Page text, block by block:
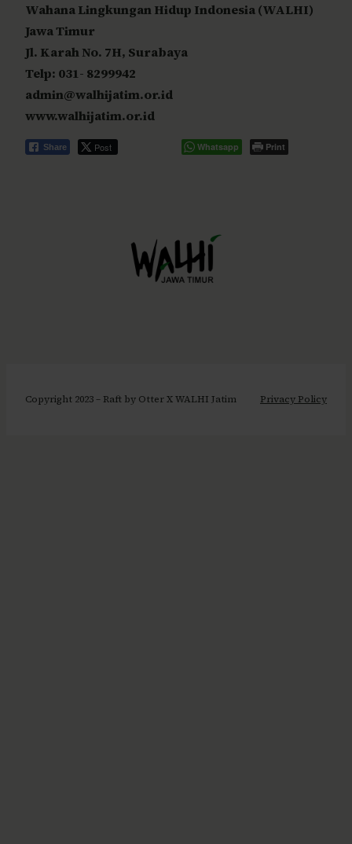
Wahana Lingkungan Hidup Indonesia (WALHI)
Jawa Timur
Jl. Karah No. 7H, Surabaya
Telp: 031- 8299942
admin@walhijatim.or.id
www.walhijatim.or.id
Share Post Whatsapp Print
Copyright 2023 – Raft by Otter X WALHI Jatim Privacy Policy